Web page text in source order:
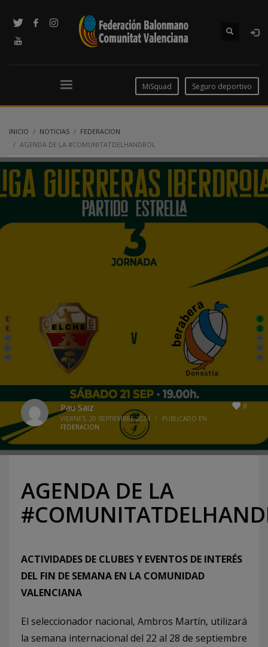
MiSquad Seguro deportivo
INICIO NOTICIAS
FEDERACION
AGENDA DE LA #COMUNITATDELHANDBOL
0
Pau Saiz
VIERNES, 20 SEPTIEMBRE 2024 /
PUBLICADO EN
FEDERACION
AGENDA DE LA
ACTIVIDADES DE CLUBES Y EVENTOS DE INTERÉS
DEL FIN DE SEMANA EN LA COMUNIDAD
VALENCIANA
El seleccionador nacional, Ambros Martín, utilizará
la semana internacional del 22 al 28 de septiembre